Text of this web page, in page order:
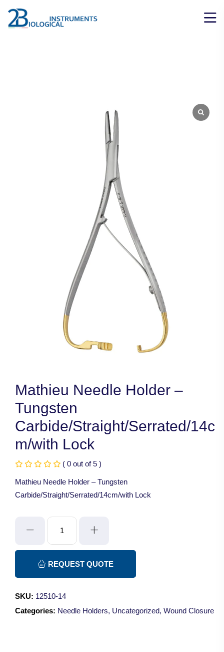
Mathieu Needle Holder –
Tungsten
Carbide/Straight/Serrated/14c
m/with Lock
( 0 out of 5 )
Mathieu Needle Holder – Tungsten
Carbide/Straight/Serrated/14cm/with Lock
Holder
Tungsten
Lock
quantity
REQUEST QUOTE
SKU: 12510-14
Categories: Needle Holders, Uncategorized, Wound Closure